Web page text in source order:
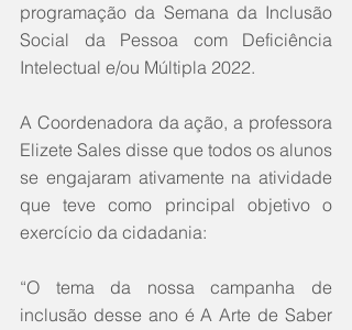
programação da Semana da Inclusão
Social da Pessoa com Deficiência
Intelectual e/ou Múltipla 2022.
A Coordenadora da ação, a professora
Elizete Sales disse que todos os alunos
se engajaram ativamente na atividade
que teve como principal objetivo o
exercício da cidadania:
“O tema da nossa campanha de
inclusão desse ano é A Arte de Saber